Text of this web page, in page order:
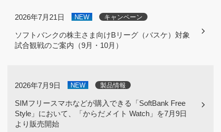
2026年7月21日 NEW キャンペーン
ソフトバンクの株主さま向けBリーグ（バスケ）対象
試合観戦のご案内（9月・10月）
2026年7月9日 NEW 製品情報
SIMフリースマホなどが購入できる「SoftBank Free
Style」において、「からだメイト Watch」を7月9日
より販売開始